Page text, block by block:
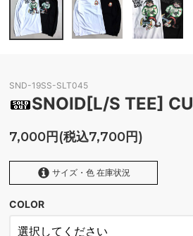
SND-19SS-SLT045
SNOID[L/S TEE]
7,000円(税込7,700円)
サイズ・色 在庫状況
COLOR